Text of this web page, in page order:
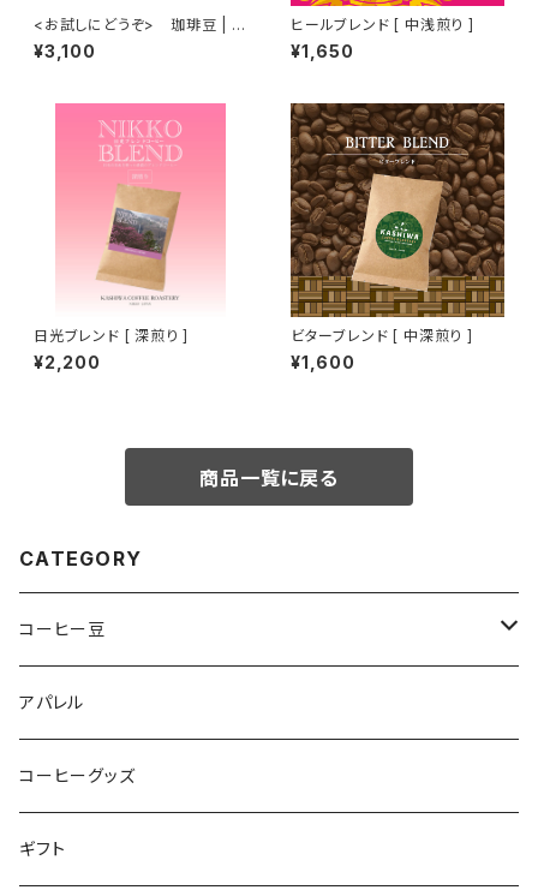
<お試しにどうぞ> 珈琲豆 | 選
¥3,100
ヒールブレンド [ 中浅煎り ]
¥1,650
日光ブレンド [ 深煎り ]
¥2,200
ビターブレンド [ 中深煎り ]
¥1,600
商品一覧に戻る
CATEGORY
コーヒー豆
オリジナルブレンド
シングルオリジン
ドリップバッグ
アパレル
コーヒーグッズ
ギフト